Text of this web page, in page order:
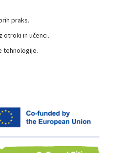
praks.
otroki in učenci.
tehnologije.